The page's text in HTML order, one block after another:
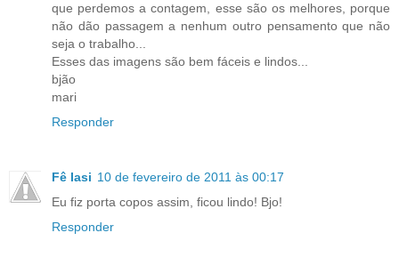
que perdemos a contagem, esse são os melhores, porque
não dão passagem a nenhum outro pensamento que não
seja o trabalho...
Esses das imagens são bem fáceis e lindos...
bjão
mari
Responder
Fê Iasi 10 de fevereiro de 2011 às 00:17
Eu fiz porta copos assim, ficou lindo! Bjo!
Responder